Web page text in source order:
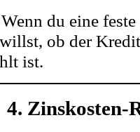
Wenn du eine
ob der
ist.
4. Zinskosten-